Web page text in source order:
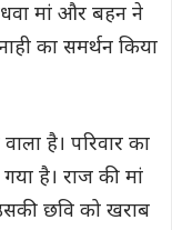
मां और बहन ने
का समर्थन किया
है। परिवार का
है। राज की मां
छवि को खराब